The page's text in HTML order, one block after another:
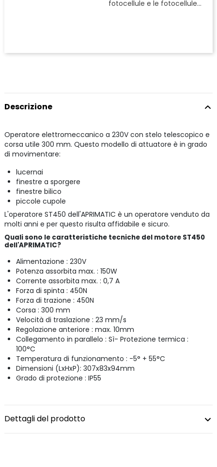
fotocellule e le fotocellule...
Descrizione
Operatore elettromeccanico a 230V con stelo telescopico e
corsa utile 300 mm. Questo modello di attuatore è in grado
di movimentare:
lucernai
finestre a sporgere
finestre bilico
piccole cupole
L'operatore ST450 dell'APRIMATIC è un operatore venduto da
molti anni e per questo risulta affidabile e sicuro.
Quali sono le caratteristiche tecniche del motore ST450
dell'APRIMATIC?
Alimentazione : 230V
Potenza assorbita max. : 150W
Corrente assorbita max. : 0,7 A
Forza di spinta : 450N
Forza di trazione : 450N
Corsa : 300 mm
Velocità di traslazione : 23 mm/s
Regolazione anteriore : max. 10mm
Collegamento in parallelo : Sì- Protezione termica :
100°C
Temperatura di funzionamento : -5° + 55°C
Dimensioni (LxHxP): 307x83x94mm
Grado di protezione : IP55
Dettagli del prodotto